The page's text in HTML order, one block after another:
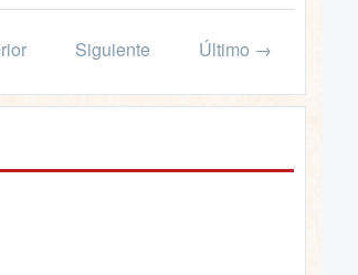
Siguiente Último →